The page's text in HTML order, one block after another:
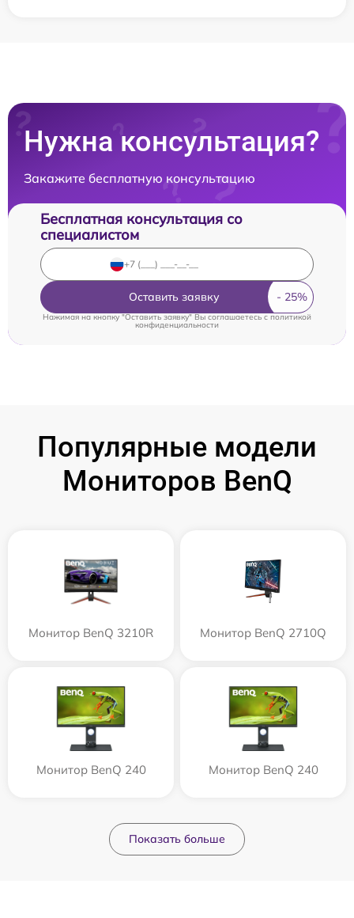
Нужна консультация?
Закажите бесплатную консультацию
Бесплатная консультация со
специалистом
Оставить заявку
Нажимая на кнопку "Оставить заявку" Вы соглашаетесь cполитикой
конфиденциальности
Популярные модели
Мониторов BenQ
Монитор BenQ 3210R Монитор BenQ 2710Q
Монитор BenQ 240 Монитор BenQ 240
Показать больше